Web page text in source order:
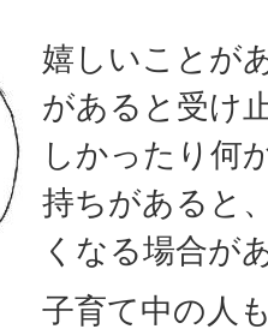
嬉しいことが
があると受け
しかったり何
持ちがあると
くなる場合が
子育て中の人